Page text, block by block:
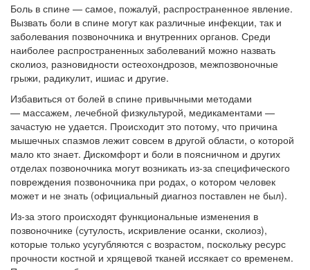
Боль в спине — самое, пожалуй, распространенное явление.
Вызвать боли в спине могут как различные инфекции, так и
заболевания позвоночника и внутренних органов. Среди
наиболее распространенных заболеваний можно назвать
сколиоз, разновидности остеохондрозов, межпозвоночные
грыжи, радикулит, ишиас и другие.
Избавиться от болей в спине привычными методами
— массажем, лечебной физкультурой, медикаментами —
зачастую не удается. Происходит это потому, что причина
мышечных спазмов лежит совсем в другой области, о которой
мало кто знает. Дискомфорт и боли в поясничном и других
отделах позвоночника могут возникать из-за специфического
повреждения позвоночника при родах, о котором человек
может и не знать (официальный диагноз поставлен не был).
Из-за этого происходят функциональные изменения в
позвоночнике (сутулость, искривление осанки, сколиоз),
которые только усугубляются с возрастом, поскольку ресурс
прочности костной и хрящевой тканей иссякает со временем.